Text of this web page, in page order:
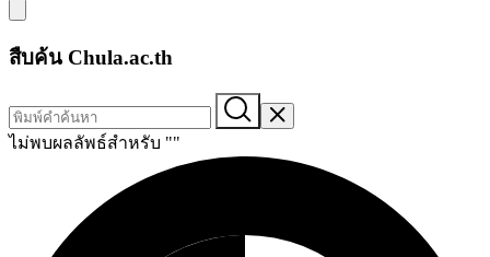
สืบค้น Chula.ac.th
ไม่พบผลลัพธ์สำหรับ ""